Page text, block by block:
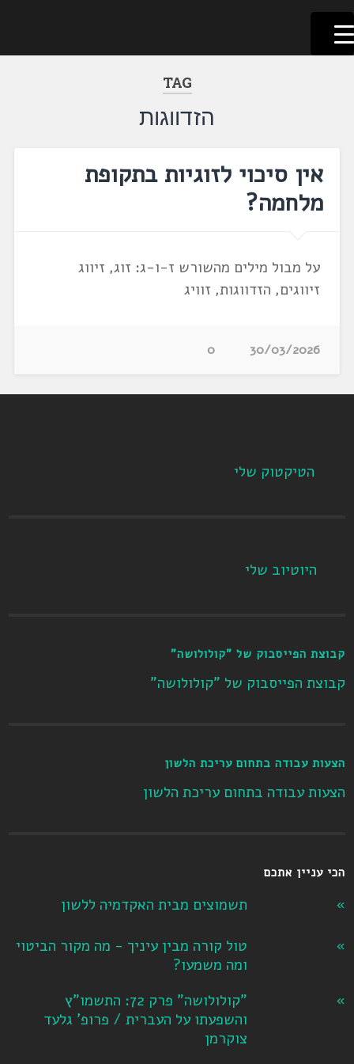
דלג
לתוכן
לשוניאדה
עברית. לשון. שפה
TAG
הזדווגות
אין סיכוי לזוגיות בתקופת
מלחמה?
על מבול מילים מהשורש ז-ו-ג: זוג, זיווג
זיווגים, הזדווגות, זוויג
30/03/2026
0
הטיקטוק שלי
היוטיוב שלי
קבוצת הפייסבוק של "קולולושה"
קבוצת הפייסבוק של "קולולושה"
הצעות עבודה בתחום עריכת הלשון
הצעות עבודה בתחום עריכת הלשון
הכי עניין אתכם
תשמוצים מבית האקדמיה ללשון
טול קורה מבין עיניך - מה מקור הביטוי
ומה משמעו?
"קולולושה" פרק 72: התשמו"ץ
והשפעתו על העברית / פרופ' גלעד
צוקרמן